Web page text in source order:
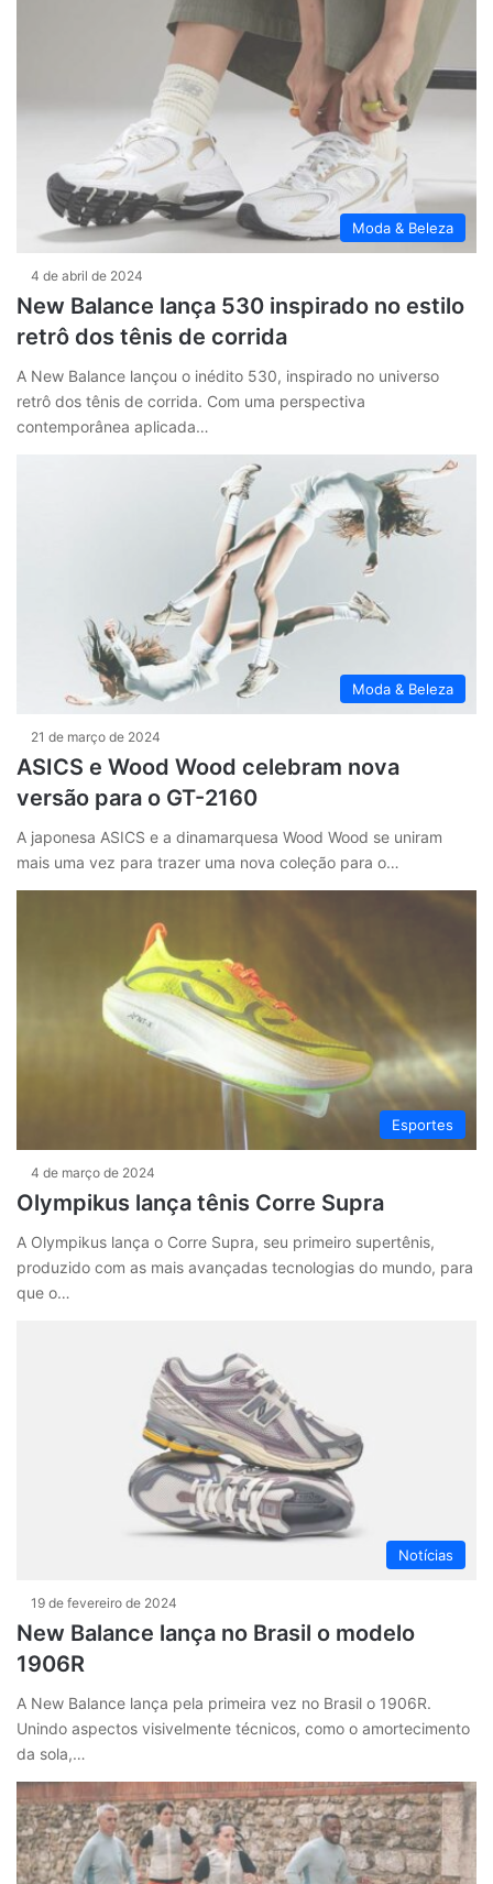
Moda & Beleza
4 de abril de 2024
New Balance lança 530 inspirado no estilo
retrô dos tênis de corrida
A New Balance lançou o inédito 530, inspirado no universo
retrô dos tênis de corrida. Com uma perspectiva
contemporânea aplicada…
Moda & Beleza
21 de março de 2024
ASICS e Wood Wood celebram nova
versão para o GT-2160
A japonesa ASICS e a dinamarquesa Wood Wood se uniram
mais uma vez para trazer uma nova coleção para o…
Esportes
4 de março de 2024
Olympikus lança tênis Corre Supra
A Olympikus lança o Corre Supra, seu primeiro supertênis,
produzido com as mais avançadas tecnologias do mundo, para
que o…
Notícias
19 de fevereiro de 2024
New Balance lança no Brasil o modelo
1906R
A New Balance lança pela primeira vez no Brasil o 1906R.
Unindo aspectos visivelmente técnicos, como o amortecimento
da sola,…